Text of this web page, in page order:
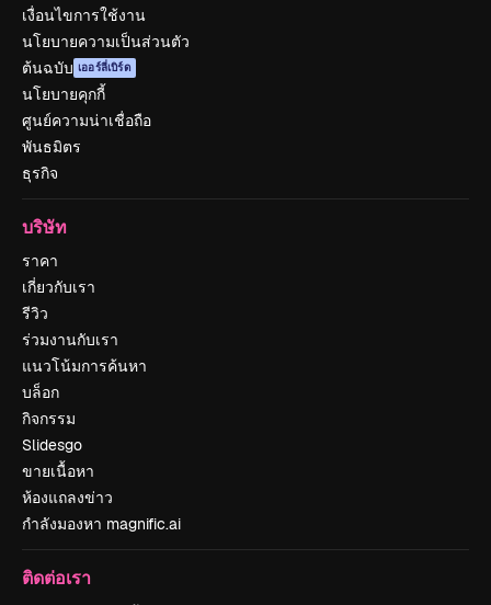
เงื่อนไขการใช้งาน
นโยบายความเป็นส่วนตัว
ต้นฉบับ เออร์ลี่เบิร์ด
นโยบายคุกกี้
ศูนย์ความน่าเชื่อถือ
พันธมิตร
ธุรกิจ
บริษัท
ราคา
เกี่ยวกับเรา
รีวิว
ร่วมงานกับเรา
แนวโน้มการค้นหา
บล็อก
กิจกรรม
Slidesgo
ขายเนื้อหา
ห้องแถลงข่าว
กำลังมองหา magnific.ai
ติดต่อเรา